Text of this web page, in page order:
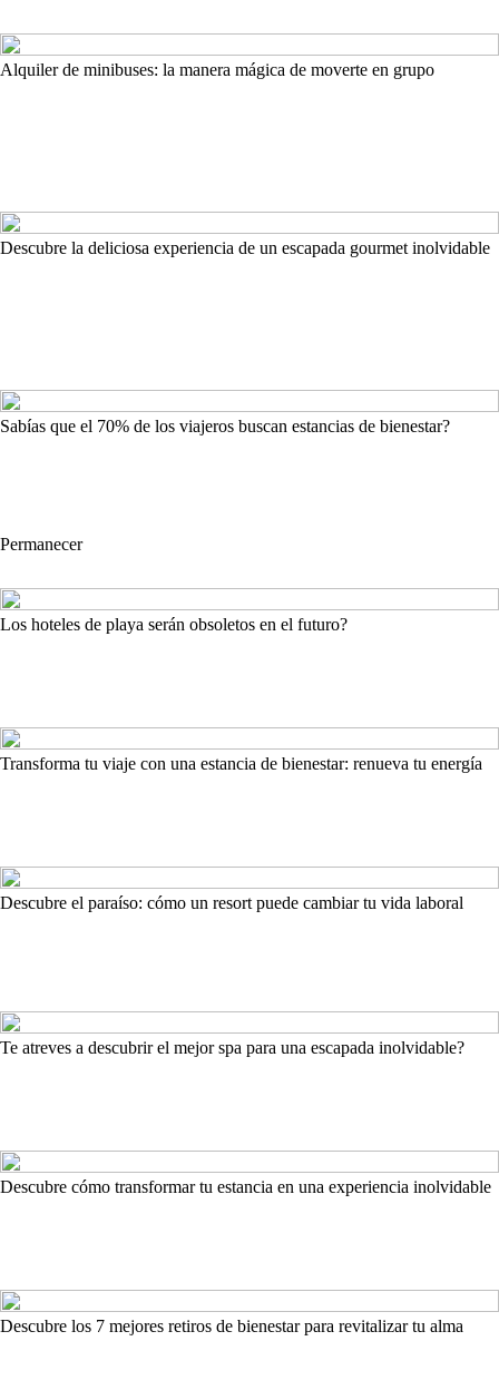
Alquiler de minibuses: la manera mágica de moverte en grupo
Descubre la deliciosa experiencia de un escapada gourmet inolvidable
Sabías que el 70% de los viajeros buscan estancias de bienestar?
Permanecer
Los hoteles de playa serán obsoletos en el futuro?
Transforma tu viaje con una estancia de bienestar: renueva tu energía
Descubre el paraíso: cómo un resort puede cambiar tu vida laboral
Te atreves a descubrir el mejor spa para una escapada inolvidable?
Descubre cómo transformar tu estancia en una experiencia inolvidable
Descubre los 7 mejores retiros de bienestar para revitalizar tu alma